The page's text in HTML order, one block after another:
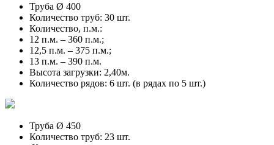
Труба Ø 400
Количество труб: 30 шт.
Количество, п.м.:
12 п.м. – 360 п.м.;
12,5 п.м. – 375 п.м.;
13 п.м. – 390 п.м.
Высота загрузки: 2,40м.
Количество рядов: 6 шт. (в рядах по 5 шт.)
Труба Ø 450
Количество труб: 23 шт.